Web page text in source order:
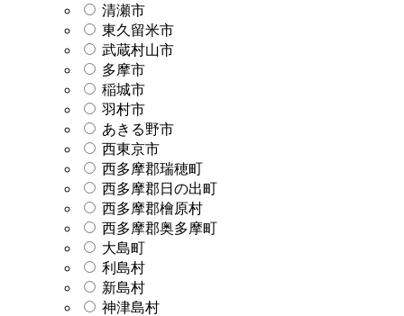
清瀬市
東久留米市
武蔵村山市
多摩市
稲城市
羽村市
あきる野市
西東京市
西多摩郡瑞穂町
西多摩郡日の出町
西多摩郡檜原村
西多摩郡奥多摩町
大島町
利島村
新島村
神津島村